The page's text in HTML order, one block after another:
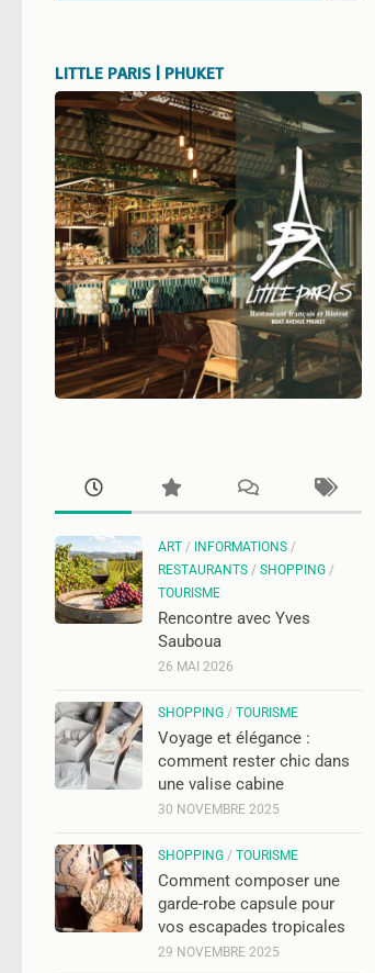
LITTLE PARIS | PHUKET
ART / INFORMATIONS /
RESTAURANTS / SHOPPING /
TOURISME
Rencontre avec Yves
Sauboua
26 MAI 2026
SHOPPING / TOURISME
Voyage et élégance :
comment rester chic dans
une valise cabine
30 NOVEMBRE 2025
SHOPPING / TOURISME
Comment composer une
garde-robe capsule pour
vos escapades tropicales
29 NOVEMBRE 2025